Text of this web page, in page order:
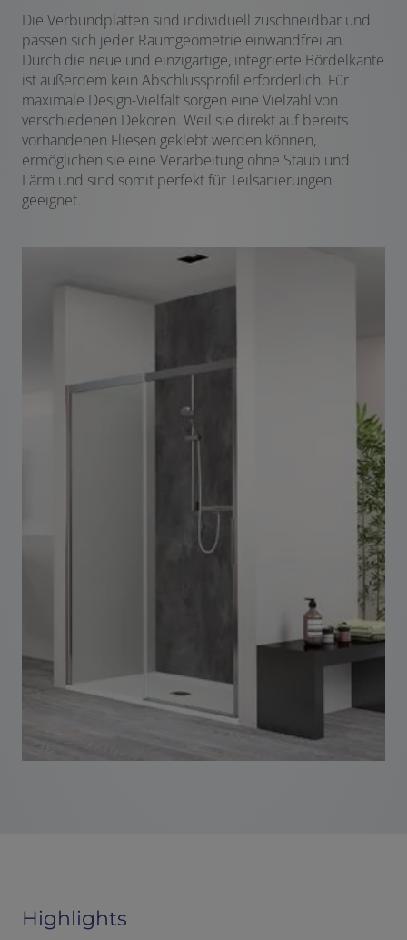
Die Verbundplatten sind individuell zuschneidbar und
passen sich jeder Raumgeometrie einwandfrei an.
Durch die neue und einzigartige, integrierte Bördelkante
ist außerdem kein Abschlussprofil erforderlich. Für
maximale Design-Vielfalt sorgen eine Vielzahl von
verschiedenen Dekoren. Weil sie direkt auf bereits
vorhandenen Fliesen geklebt werden können,
ermöglichen sie eine Verarbeitung ohne Staub und
Lärm und sind somit perfekt für Teilsanierungen
geeignet.
Highlights